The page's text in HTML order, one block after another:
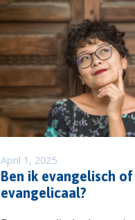
April 1, 2025
Ben ik evangelisch of
evangelicaal?